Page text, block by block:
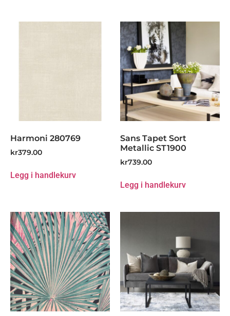
Harmoni 280769
kr379.00
Legg i handlekurv
Sans Tapet Sort
Metallic ST1900
kr739.00
Legg i handlekurv